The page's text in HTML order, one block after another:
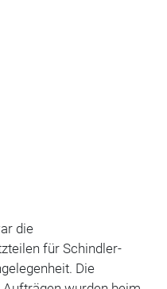
die
für Schindler-
Die